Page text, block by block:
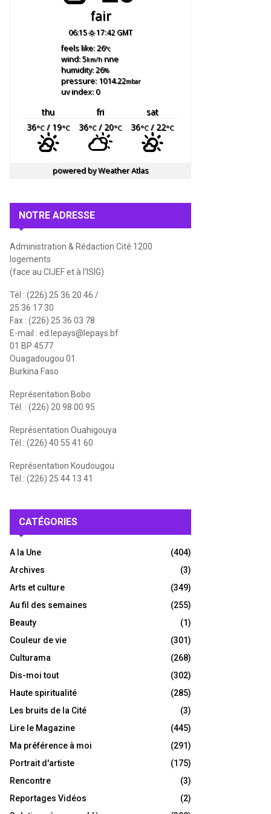
fair
06:15 17:42 GMT
feels like: 26°c
wind: 5km/hnne
humidity: 26%
pressure: 1014.22mbar
uv index: 0
thu fri
sat
36°C/ 19°C 36°C/ 20°C 36°C/ 22°C
powered byWeather Atlas
NOTRE ADRESSE
Administration & Rédaction Cité 1200
logements
(face au CIJEF et à l'ISIG)
Tél : (226) 25 36 20 46 /
25 36 17 30
Fax : (226) 25 36 03 78
E-mail : ed.lepays@lepays.bf
01 BP 4577
Ouagadougou 01
Burkina Faso
Représentation Bobo
Tél. : (226) 20 98 00 95
Représentation Ouahigouya
Tél.: (226) 40 55 41 60
Représentation Koudougou
Tél.: (226) 25 44 13 41
CATÉGORIES
A la Une
(404)
Archives
(3)
Arts et culture
(349)
Au fil des semaines
(255)
Beauty
(1)
Couleur de vie
(301)
Culturama
(268)
Dis-moi tout
(302)
Haute spiritualité
(285)
Les bruits de la Cité
(3)
Lire le Magazine
(445)
Ma préférence à moi
(291)
Portrait d'artiste
(175)
Rencontre
(3)
Reportages Vidéos
(2)